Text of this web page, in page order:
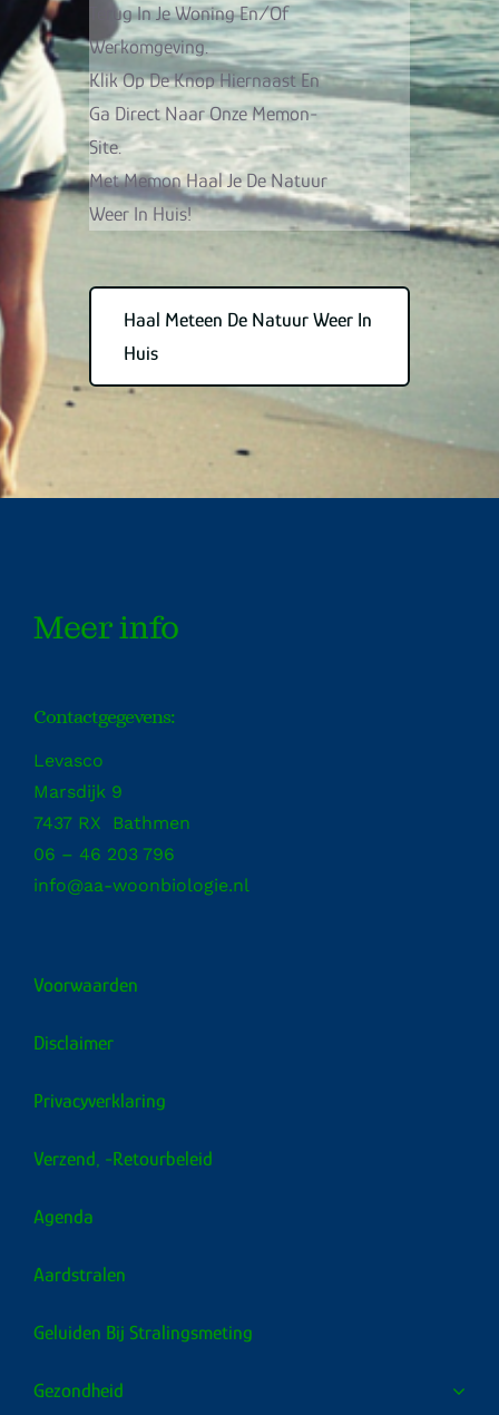
Terug In Je Woning En/of
Werkomgeving.
Klik Op De Knop Hiernaast En
Ga Direct Naar Onze Memon-
Site.
Met Memon Haal Je De Natuur
Weer In Huis!
Haal Meteen De Natuur Weer In
Huis
Meer info
Contactgegevens:
Levasco
Marsdijk 9
7437 RX Bathmen
06 – 46 203 796
info@aa-woonbiologie.nl
Voorwaarden
Disclaimer
Privacyverklaring
Verzend, -retourbeleid
Agenda
Aardstralen
Geluiden Bij Stralingsmeting
Gezondheid